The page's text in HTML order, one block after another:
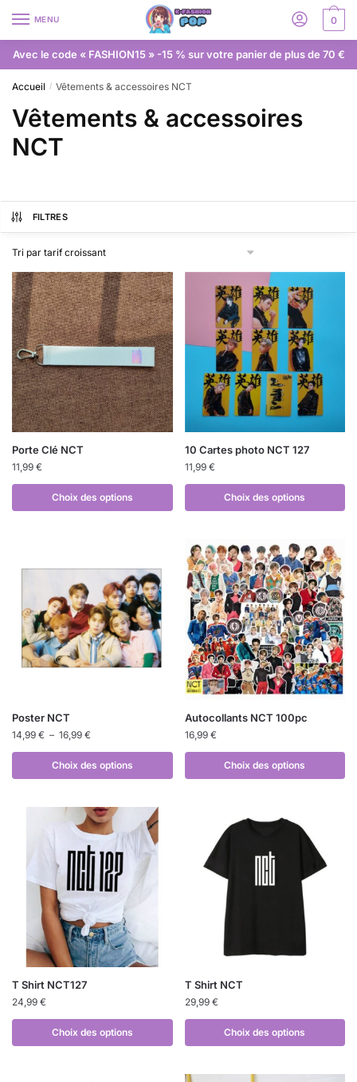
MENU 0
Avec le code « FASHION15 » -15 % sur votre panier de plus de 70 €
Accueil / Vêtements & accessoires NCT
Vêtements & accessoires
NCT
FILTRES
Porte Clé NCT
11,99 €
Choix des options
10 Cartes photo NCT 127
11,99 €
Choix des options
Poster NCT
14,99 € – 16,99 €
Choix des options
Autocollants NCT 100pc
16,99 €
Choix des options
T Shirt NCT127
24,99 €
Choix des options
T Shirt NCT
29,99 €
Choix des options